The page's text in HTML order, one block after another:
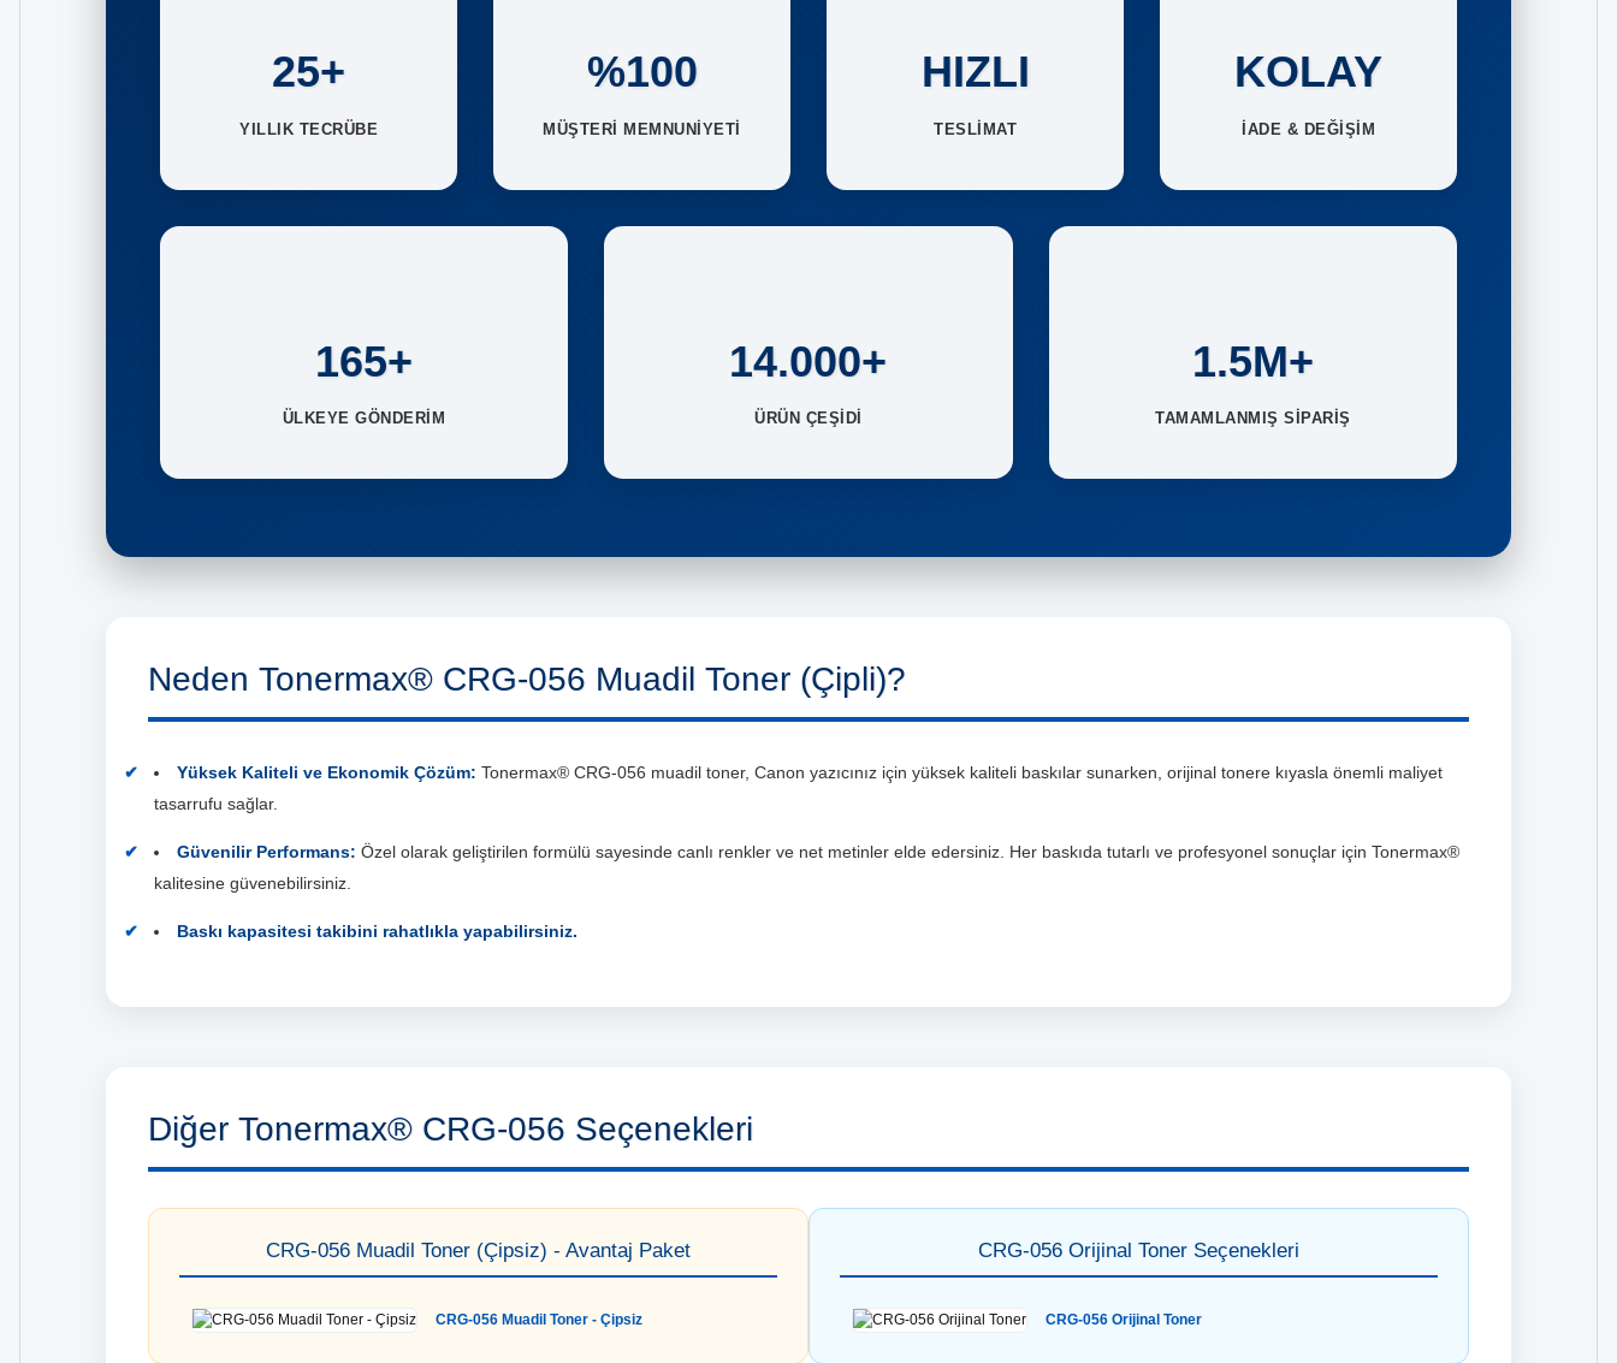
25+
YILLIK TECRÜBE
%100
MÜŞTERİ MEMNUNİYETİ
HIZLI
TESLİMAT
KOLAY
İADE & DEĞİŞİM
165+
ÜLKEYE GÖNDERİM
14.000+
ÜRÜN ÇEŞİDİ
1.5M+
TAMAMLANMIŞ SİPARİŞ
Neden Tonermax® CRG-056 Muadil Toner (Çipli)?
Yüksek Kaliteli ve Ekonomik Çözüm: Tonermax® CRG-056 muadil toner, Canon yazıcınız için yüksek kaliteli baskılar sunarken, orijinal tonere kıyasla önemli maliyet
tasarrufu sağlar.
Güvenilir Performans: Özel olarak geliştirilen formülü sayesinde canlı renkler ve net metinler elde edersiniz. Her baskıda tutarlı ve profesyonel sonuçlar için Tonermax®
kalitesine güvenebilirsiniz.
Baskı kapasitesi takibini rahatlıkla yapabilirsiniz.
Diğer Tonermax® CRG-056 Seçenekleri
CRG-056 Muadil Toner (Çipsiz) - Avantaj Paket
CRG-056 Muadil Toner - Çipsiz
CRG-056 Orijinal Toner Seçenekleri
CRG-056 Orijinal Toner